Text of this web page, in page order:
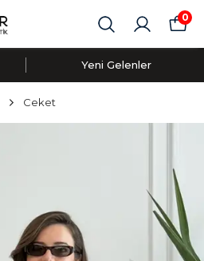
0
Yeni Gelenler
Ceket